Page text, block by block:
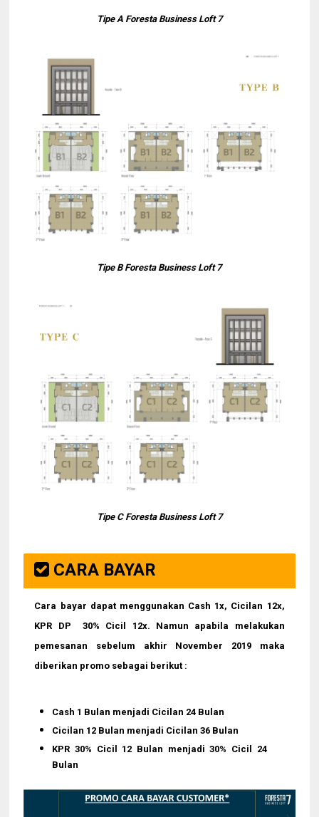
Tipe A Foresta Business Loft 7
Tipe B Foresta Business Loft 7
Tipe C Foresta Business Loft 7
CARA BAYAR
Cara bayar dapat menggunakan Cash 1x, Cicilan 12x,
KPR DP 30% Cicil 12x. Namun apabila melakukan
pemesanan sebelum akhir November 2019 maka
diberikan promo sebagai berikut :
Cash 1 Bulan menjadi Cicilan 24 Bulan
Cicilan 12 Bulan menjadi Cicilan 36 Bulan
KPR 30% Cicil 12 Bulan menjadi 30% Cicil 24
Bulan